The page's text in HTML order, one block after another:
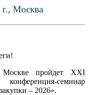
Москва
пройдет XXI
семинар
– 2026».